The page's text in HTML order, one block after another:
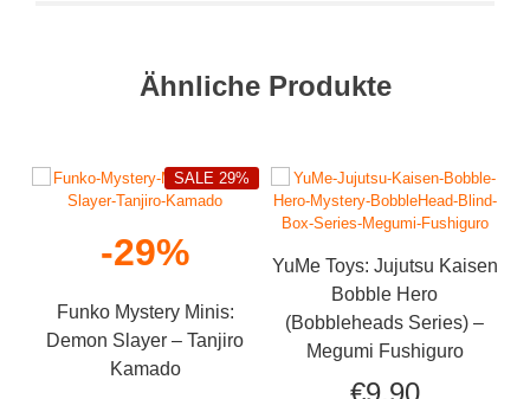
Ähnliche Produkte
-29%
Funko Mystery Minis:
Demon Slayer – Tanjiro
Kamado
SALE 29%
YuMe Toys: Jujutsu Kaisen
Bobble Hero
(Bobbleheads Series) –
Megumi Fushiguro
€9,90